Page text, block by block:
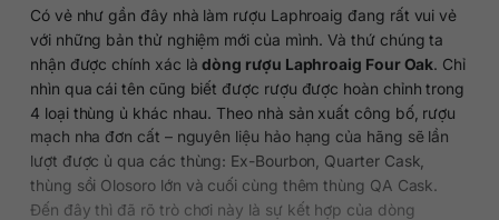
Có vẻ như gần đây nhà làm rượu Laphroaig đang rất vui vẻ
với những bản thử nghiệm mới của mình. Và thứ chúng ta
nhận được chính xác làdòng rượu Laphroaig Four Oak. Chỉ
nhìn qua cái tên cũng biết được rượu được hoàn chỉnh trong
4 loại thùng ủ khác nhau. Theo nhà sản xuất công bố, rượu
mạch nha đơn cất – nguyên liệu hảo hạng của hãng sẽ lần
lượt được ủ qua các thùng: Ex-Bourbon, Quarter Cask,
thùng sồi Olosoro lớn và cuối cùng thêm thùng QA Cask.
Đến đây thì đã rõ trò chơi này là sự kết hợp của dòng